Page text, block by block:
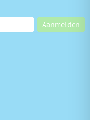
Aanmelden